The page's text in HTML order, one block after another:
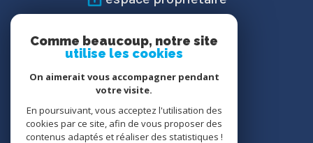
suivre
Nous
adhérons
Comme beaucoup, notre site
utilise les cookies
On aimerait vous accompagner pendant
votre visite.
En poursuivant, vous acceptez l'utilisation des
cookies par ce site, afin de vous proposer des
contenus adaptés et réaliser des statistiques !